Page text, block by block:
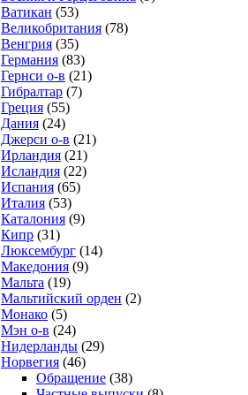
Ватикан (53)
Великобритания (78)
Венгрия (35)
Германия (83)
Гернси о-в (21)
Гибралтар (7)
Греция (55)
Дания (24)
Джерси о-в (21)
Ирландия (21)
Исландия (22)
Испания (65)
Италия (53)
Каталония (9)
Кипр (31)
Люксембург (14)
Македония (9)
Мальта (19)
Мальтийский орден (2)
Монако (5)
Мэн о-в (24)
Нидерланды (29)
Норвегия (46)
Обращение (38)